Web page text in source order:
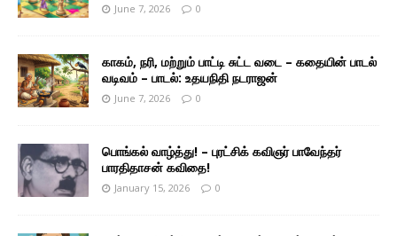
June 7, 2026 0
காகம், நரி, மற்றும் பாட்டி சுட்ட வடை – கதையின் பாடல்
வடிவம் – பாடல்: உதயநிதி நடராஜன்
June 7, 2026 0
பொங்கல் வாழ்த்து! – புரட்சிக் கவிஞர் பாவேந்தர்
பாரதிதாசன் கவிதை!
January 15, 2026 0